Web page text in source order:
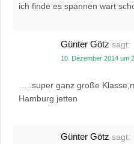
ich finde es spannen wart
Günter Götz sagt:
10. Dezember 2014 um
…..super ganz große
Hamburg jetten
Günter Götz sagt: